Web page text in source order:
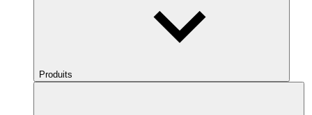
Produits